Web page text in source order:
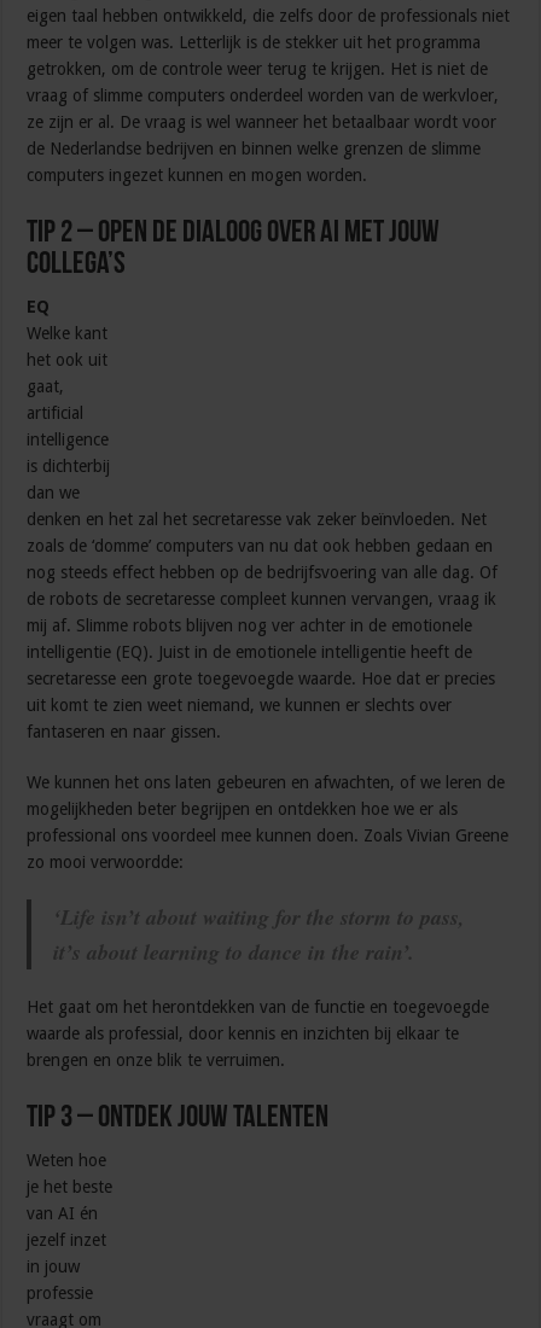
eigen taal hebben ontwikkeld, die zelfs door de professionals niet
meer te volgen was. Letterlijk is de stekker uit het programma
getrokken, om de controle weer terug te krijgen. Het is niet de
vraag of slimme computers onderdeel worden van de werkvloer,
ze zijn er al. De vraag is wel wanneer het betaalbaar wordt voor
de Nederlandse bedrijven en binnen welke grenzen de slimme
computers ingezet kunnen en mogen worden.
Tip 2 – Open de dialoog over AI met jouw
collega’s
EQ
Welke kant
het ook uit
gaat,
artificial
intelligence
is dichterbij
dan we
denken en het zal het secretaresse vak zeker beïnvloeden. Net
zoals de ‘domme’ computers van nu dat ook hebben gedaan en
nog steeds effect hebben op de bedrijfsvoering van alle dag. Of
de robots de secretaresse compleet kunnen vervangen, vraag ik
mij af. Slimme robots blijven nog ver achter in de emotionele
intelligentie (EQ). Juist in de emotionele intelligentie heeft de
secretaresse een grote toegevoegde waarde. Hoe dat er precies
uit komt te zien weet niemand, we kunnen er slechts over
fantaseren en naar gissen.
We kunnen het ons laten gebeuren en afwachten, of we leren de
mogelijkheden beter begrijpen en ontdekken hoe we er als
professional ons voordeel mee kunnen doen. Zoals Vivian Greene
zo mooi verwoordde:
‘Life isn’t about waiting for the storm to pass,
it’s about learning to dance in the rain’.
Het gaat om het herontdekken van de functie en toegevoegde
waarde als professial, door kennis en inzichten bij elkaar te
brengen en onze blik te verruimen.
Tip 3 – Ontdek jouw talenten
Weten hoe
je het beste
van AI én
jezelf inzet
in jouw
professie
vraagt om